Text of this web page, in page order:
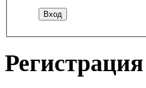
Регистрация